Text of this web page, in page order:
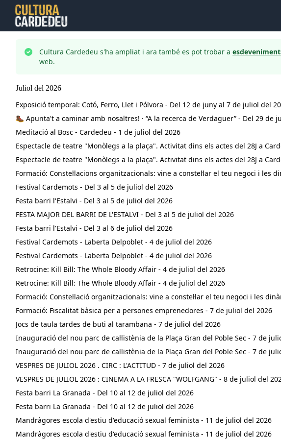
Cultura Cardedeu s'ha ampliat i ara també es pot trobar a
web.
Juliol del 2026
Exposició temporal: Cotó, Ferro, Llet i Pólvora - Del 12 de juny al 7 de juliol del
🥾 Apunta't a caminar amb nosaltres! · “A la recerca de Verdaguer” - Del 29 de
Meditació al Bosc - Cardedeu - 1 de juliol del 2026
Espectacle de teatre "Monòlegs a la plaça". Activitat dins els actes del 28J a
Espectacle de teatre "Monòlegs a la plaça". Activitat dins els actes del 28J a
Formació: Constel·lacions organitzacionals: vine a constel·lar el teu negoci i
Festival Cardemots - Del 3 al 5 de juliol del 2026
Festa barri l'Estalvi - Del 3 al 5 de juliol del 2026
FESTA MAJOR DEL BARRI DE L'ESTALVI - Del 3 al 5 de juliol del 2026
Festa barri l'Estalvi - Del 3 al 6 de juliol del 2026
Festival Cardemots - Laberta Delpoblet - 4 de juliol del 2026
Festival Cardemots - Laberta Delpoblet - 4 de juliol del 2026
Retrocine: Kill Bill: The Whole Bloody Affair - 4 de juliol del 2026
Retrocine: Kill Bill: The Whole Bloody Affair - 4 de juliol del 2026
Formació: Constel·lació organitzacionals: vine a constel·lar el teu negoci i les
Formació: Fiscalitat bàsica per a persones emprenedores - 7 de juliol del 2026
Jocs de taula tardes de buti al tarambana - 7 de juliol del 2026
Inauguració del nou parc de cal·listènia de la Plaça Gran del Poble Sec - 7 de
Inauguració del nou parc de cal·listènia de la Plaça Gran del Poble Sec - 7 de
VESPRES DE JULIOL 2026 . CIRC : L'ACTITUD - 7 de juliol del 2026
VESPRES DE JULIOL 2026 : CINEMA A LA FRESCA "WOLFGANG" - 8 de juliol del
Festa barri La Granada - Del 10 al 12 de juliol del 2026
Festa barri La Granada - Del 10 al 12 de juliol del 2026
Mandràgores escola d'estiu d'educació sexual feminista - 11 de juliol del 2026
Mandràgores escola d'estiu d'educació sexual feminista - 11 de juliol del 2026